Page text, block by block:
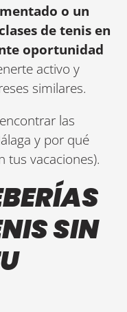
o un
de tenis en
oportunidad
activo y
similares.
las
y por qué
tus vacaciones).
SIN